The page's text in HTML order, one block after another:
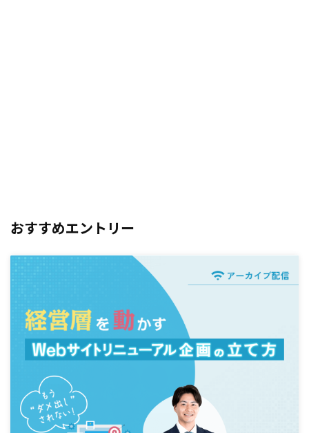
おすすめエントリー